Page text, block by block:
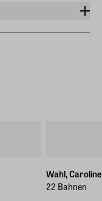
Wahl, Caroline
22 Bahnen